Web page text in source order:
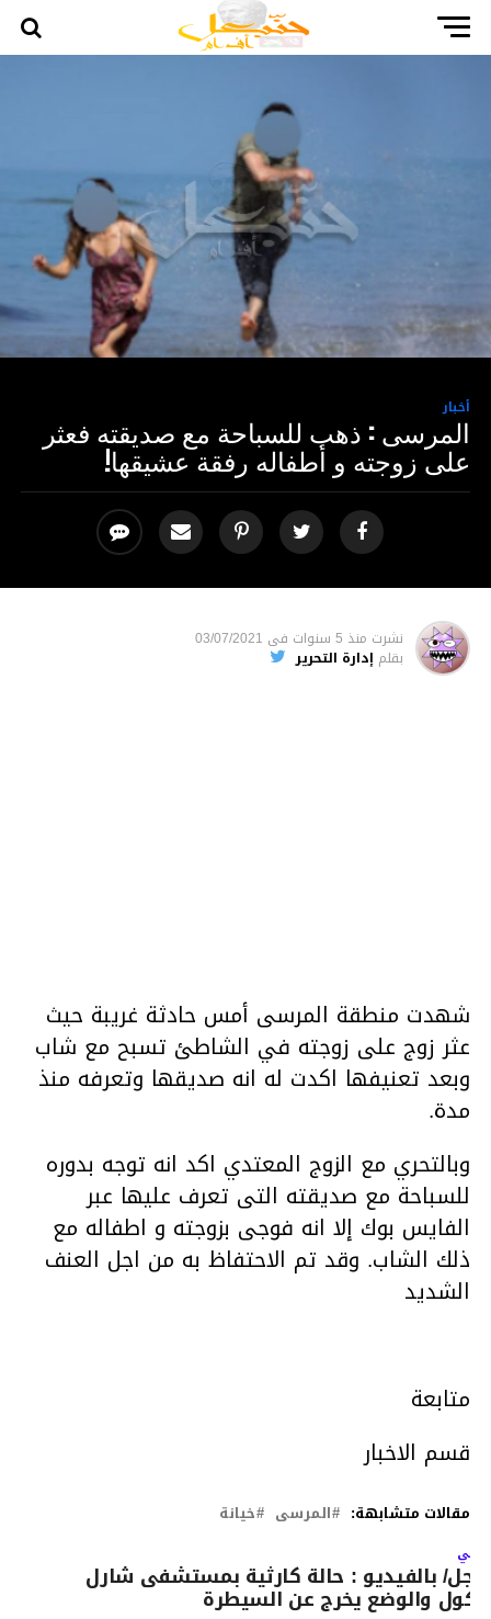
أخبار
المرسى : ذهب للسباحة مع صديقته فعثر
على زوجته و أطفاله رفقة عشيقها!
نشرت منذ 5 سنوات فى 03/07/2021
بقلم إدارة التحرير
شهدت منطقة المرسى أمس حادثة غريبة حيث
عثر زوج على زوجته في الشاطئ تسبح مع شاب
وبعد تعنيفها اكدت له انه صديقها وتعرفه منذ
مدة.
وبالتحري مع الزوج المعتدي اكد انه توجه بدوره
للسباحة مع صديقته التى تعرف عليها عبر
الفايس بوك إلا انه فوجى بزوجته و اطفاله مع
ذلك الشاب. وقد تم الاحتفاظ به من اجل العنف
الشديد
متابعة
قسم الاخبار
مقالات متشابهة: المرسى خيانة
بالفيديو : حالة كارثية بمستشفى شارل
والوضع يخرج عن السيطرة